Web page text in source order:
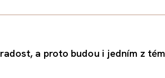
a proto budou i jedním z